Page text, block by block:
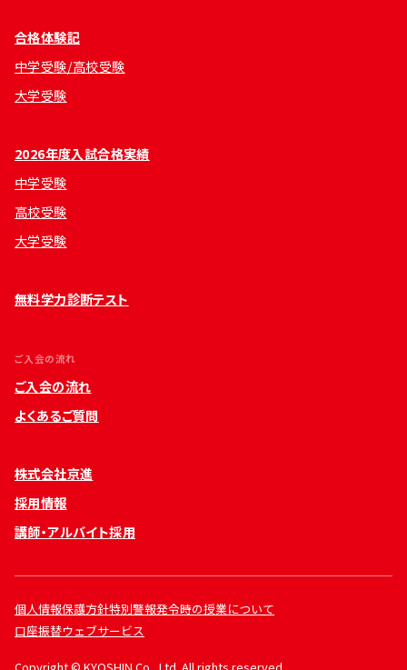
合格体験記
中学受験/高校受験
大学受験
2026年度入試合格実績
中学受験
高校受験
大学受験
無料学力診断テスト
ご入会の流れ
ご入会の流れ
よくあるご質問
株式会社京進
採用情報
講師・アルバイト採用
個人情報保護方針特別警報発令時の授業について
口座振替ウェブサービス